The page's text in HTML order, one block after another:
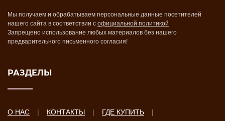
Мы получаем и обрабатываем персональные данные посетителей
нашего сайта в соответствии с официальной политикой
Запрещено использование любых материалов без нашего
предварительного письменного согласия!
РАЗДЕЛЫ
О НАС КОНТАКТЫ ГДЕ КУПИТЬ